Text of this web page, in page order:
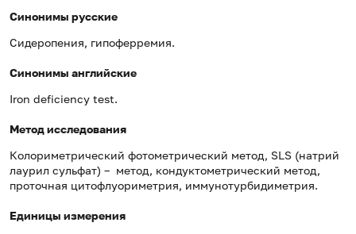
Синонимы русские
Сидеропения, гипоферремия.
Синонимы английские
Iron deficiency test.
Метод исследования
Колориметрический фотометрический метод, SLS (натрий
лаурил сульфат) – метод, кондуктометрический метод,
проточная цитофлуориметрия, иммунотурбидиметрия.
Единицы измерения